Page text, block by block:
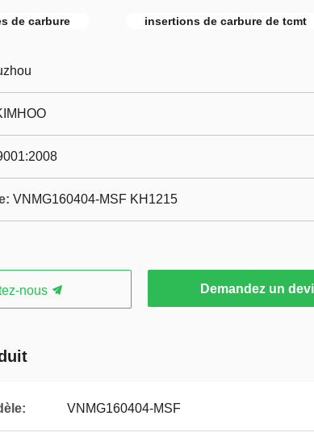
de carbure insertions de carbure de tcmt
VNMG160404-MSF KH1215
nous Demandez un
VNMG160404-MSF